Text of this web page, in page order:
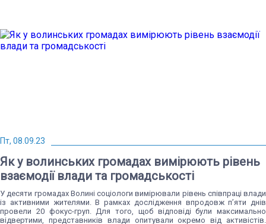
Пт, 08.09.23
Як у волинських громадах вимірюють рівень
взаємодії влади та громадськості
У десяти громадах Волині соціологи вимірювали рівень співпраці влади
із активними жителями. В рамках дослідження впродовж п’яти днів
провели 20 фокус-груп. Для того, щоб відповіді були максимально
відвертими, представників влади опитували окремо від активістів.